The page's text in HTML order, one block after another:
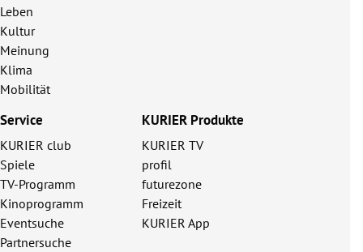
Leben
Kultur
Meinung
Klima
Mobilität
Service
KURIER club
Spiele
TV-Programm
Kinoprogramm
Eventsuche
Partnersuche
KURIER Produkte
KURIER TV
profil
futurezone
Freizeit
KURIER App